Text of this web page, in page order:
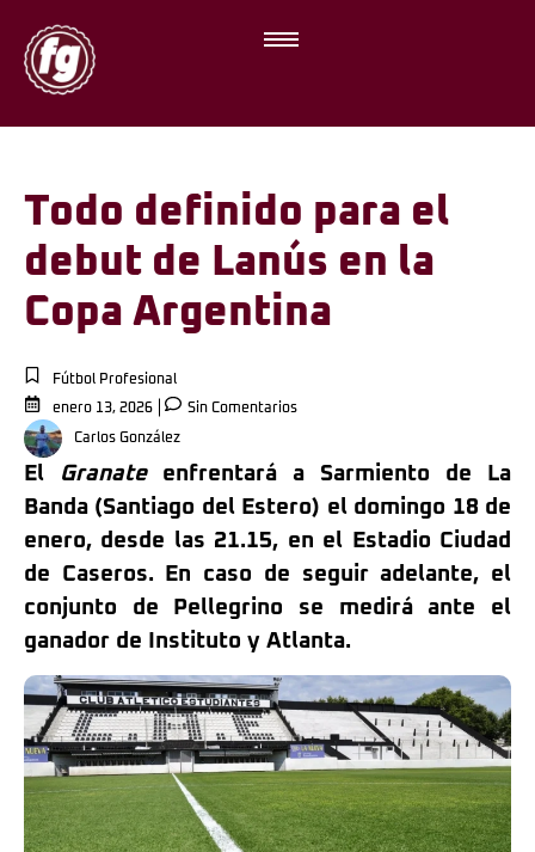
Todo definido para el
debut de Lanús en la
Copa Argentina
Fútbol Profesional
enero 13, 2026
Sin Comentarios
Carlos González
El Granateenfrentará a Sarmiento de La
Banda (Santiago del Estero) el domingo 18 de
enero, desde las 21.15, en el Estadio Ciudad
de Caseros. En caso de seguir adelante, el
conjunto de Pellegrino se medirá ante el
ganador de Instituto y Atlanta.